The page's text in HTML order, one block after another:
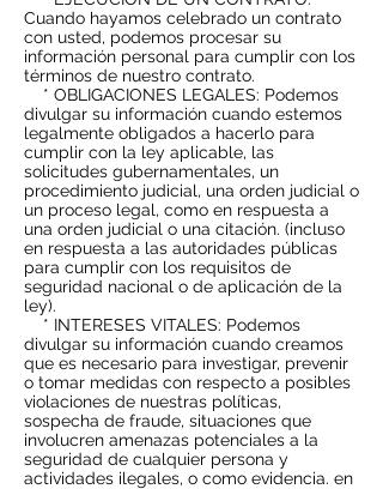
Cuando hayamos celebrado un contrato
con usted, podemos procesar su
información personal para cumplir con los
términos de nuestro contrato.
* OBLIGACIONES LEGALES: Podemos
divulgar su información cuando estemos
legalmente obligados a hacerlo para
cumplir con la ley aplicable, las
solicitudes gubernamentales, un
procedimiento judicial, una orden judicial o
un proceso legal, como en respuesta a
una orden judicial o una citación. (incluso
en respuesta a las autoridades públicas
para cumplir con los requisitos de
seguridad nacional o de aplicación de la
ley).
* INTERESES VITALES: Podemos
divulgar su información cuando creamos
que es necesario para investigar, prevenir
o tomar medidas con respecto a posibles
violaciones de nuestras políticas,
sospecha de fraude, situaciones que
involucren amenazas potenciales a la
seguridad de cualquier persona y
actividades ilegales, o como evidencia. en